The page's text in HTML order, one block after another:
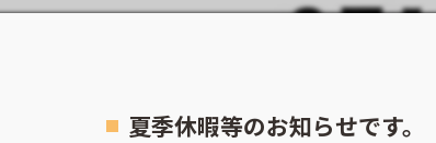
夏季休暇等のお知らせです。